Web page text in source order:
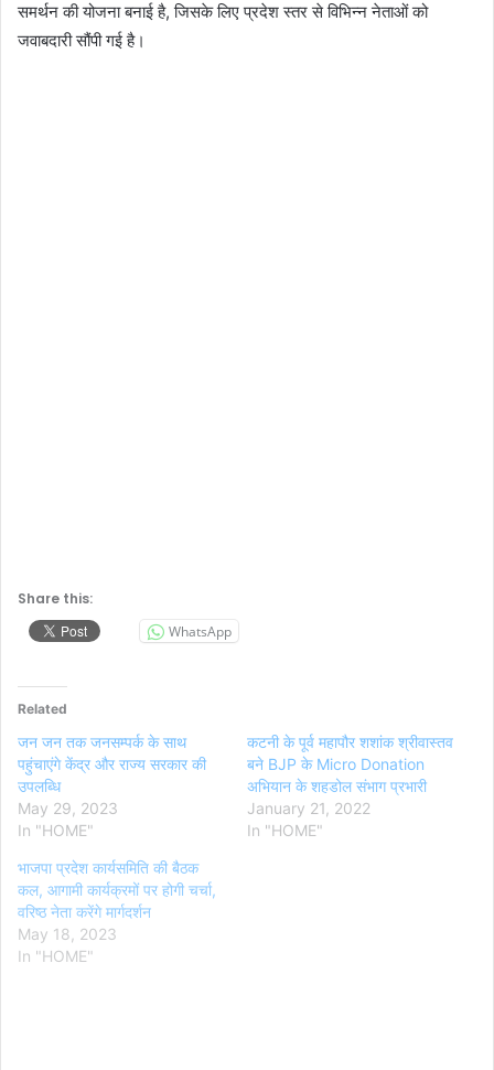
समर्थन की योजना बनाई है, जिसके लिए प्रदेश स्तर से विभिन्न नेताओं को
जवाबदारी सौंपी गई है।
Share this:
WhatsApp
Related
जन जन तक जनसम्पर्क के साथ
पहुंचाएंगे केंद्र और राज्य सरकार की
उपलब्धि
May 29, 2023
In "HOME"
कटनी के पूर्व महापौर शशांक श्रीवास्तव
बने BJP के Micro Donation
अभियान के शहडोल संभाग प्रभारी
January 21, 2022
In "HOME"
भाजपा प्रदेश कार्यसमिति की बैठक
कल, आगामी कार्यक्रमों पर होगी चर्चा,
वरिष्ठ नेता करेंगे मार्गदर्शन
May 18, 2023
In "HOME"